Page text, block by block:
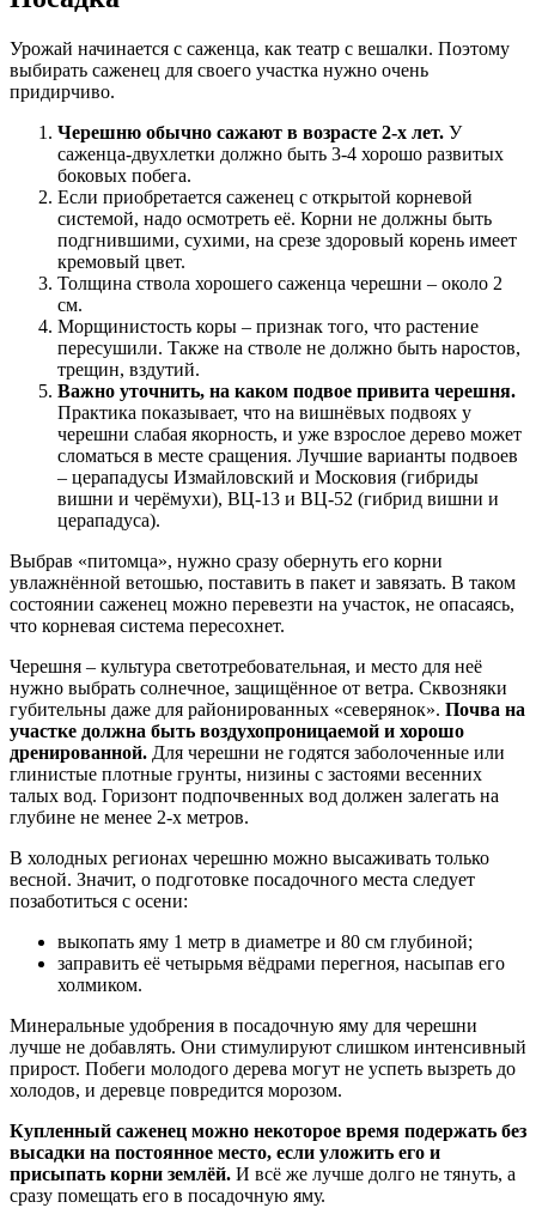
Урожай начинается с саженца, как театр с вешалки. Поэтому
выбирать саженец для своего участка нужно очень
придирчиво.
Черешню обычно сажают в возрасте 2-х лет. У
саженца-двухлетки должно быть 3-4 хорошо развитых
боковых побега.
Если приобретается саженец с открытой корневой
системой, надо осмотреть её. Корни не должны быть
подгнившими, сухими, на срезе здоровый корень имеет
кремовый цвет.
Толщина ствола хорошего саженца черешни – около 2
см.
Морщинистость коры – признак того, что растение
пересушили. Также на стволе не должно быть наростов,
трещин, вздутий.
Важно уточнить, на каком подвое привита черешня.
Практика показывает, что на вишнёвых подвоях у
черешни слабая якорность, и уже взрослое дерево может
сломаться в месте сращения. Лучшие варианты подвоев
– церападусы Измайловский и Московия (гибриды
вишни и черёмухи), ВЦ-13 и ВЦ-52 (гибрид вишни и
церападуса).
Выбрав «питомца», нужно сразу обернуть его корни
увлажнённой ветошью, поставить в пакет и завязать. В таком
состоянии саженец можно перевезти на участок, не опасаясь,
что корневая система пересохнет.
Черешня – культура светотребовательная, и место для неё
нужно выбрать солнечное, защищённое от ветра. Сквозняки
губительны даже для районированных «северянок». Почва на
участке должна быть воздухопроницаемой и хорошо
дренированной. Для черешни не годятся заболоченные или
глинистые плотные грунты, низины с застоями весенних
талых вод. Горизонт подпочвенных вод должен залегать на
глубине не менее 2-х метров.
В холодных регионах черешню можно высаживать только
весной. Значит, о подготовке посадочного места следует
позаботиться с осени:
выкопать яму 1 метр в диаметре и 80 см глубиной;
заправить её четырьмя вёдрами перегноя, насыпав его
холмиком.
Минеральные удобрения в посадочную яму для черешни
лучше не добавлять. Они стимулируют слишком интенсивный
прирост. Побеги молодого дерева могут не успеть вызреть до
холодов, и деревце повредится морозом.
Купленный саженец можно некоторое время подержать без
высадки на постоянное место, если уложить его и
присыпать корни землёй. И всё же лучше долго не тянуть, а
сразу помещать его в посадочную яму.